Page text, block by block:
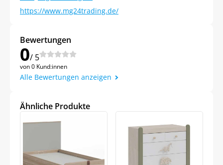
https://www.mg24trading.de/
Bewertungen
0/ 5
von 0 Kund:innen
Alle Bewertungen anzeigen
Ähnliche Produkte
Jetzt5% Rabatt
auf Ihre erste Bestellung sichern!
Meinen Code senden